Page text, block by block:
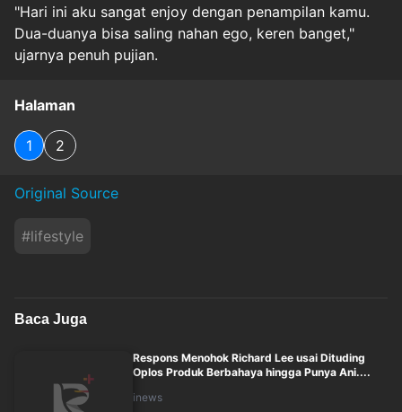
"Hari ini aku sangat enjoy dengan penampilan kamu.
Dua-duanya bisa saling nahan ego, keren banget,"
ujarnya penuh pujian.
Halaman
1 2
Original Source
#lifestyle
Baca Juga
Respons Menohok Richard Lee usai Dituding
Oplos Produk Berbahaya hingga Punya Ani....
inews